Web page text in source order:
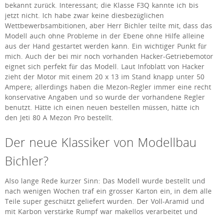
bekannt zurück. Interessant; die Klasse F3Q kannte ich bis
jetzt nicht. Ich habe zwar keine diesbezüglichen
Wettbewerbsambitionen, aber Herr Bichler teilte mit, dass das
Modell auch ohne Probleme in der Ebene ohne Hilfe alleine
aus der Hand gestartet werden kann. Ein wichtiger Punkt für
mich. Auch der bei mir noch vorhanden Hacker-Getriebemotor
eignet sich perfekt für das Modell. Laut Infoblatt von Hacker
zieht der Motor mit einem 20 x 13 im Stand knapp unter 50
Ampere; allerdings haben die Mezon-Regler immer eine recht
konservative Angaben und so wurde der vorhandene Regler
benutzt. Hätte ich einen neuen bestellen müssen, hätte ich
den Jeti 80 A Mezon Pro bestellt.
Der neue Klassiker von Modellbau
Bichler?
Also lange Rede kurzer Sinn: Das Modell wurde bestellt und
nach wenigen Wochen traf ein grosser Karton ein, in dem alle
Teile super geschützt geliefert wurden. Der Voll-Aramid und
mit Karbon verstärke Rumpf war makellos verarbeitet und